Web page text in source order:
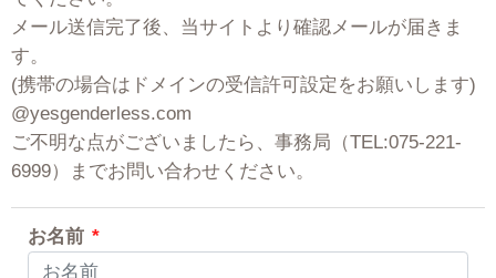
メール送信完了後、当サイトより確認メールが届きま
す。
(携帯の場合はドメインの受信許可設定をお願いします)
@yesgenderless.com
ご不明な点がございましたら、事務局（TEL:075-221-
6999）までお問い合わせください。
お名前 *